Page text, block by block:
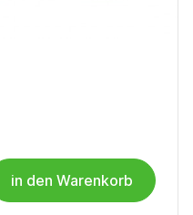
in den Warenkorb